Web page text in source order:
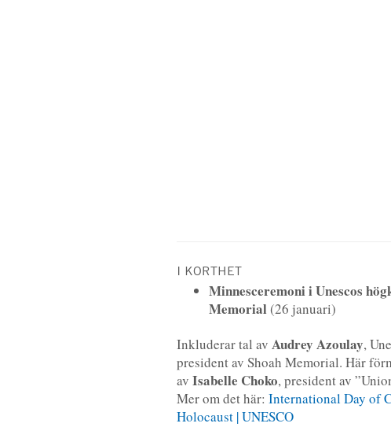
I KORTHET
Minnesceremoni i Unescos
Memorial(26 januari)
Inkluderar tal avAudrey Azoulay,
president av Shoah Memorial. Här
avIsabelle Choko, president av
Mer om det här:International Day of
Holocaust | UNESCO